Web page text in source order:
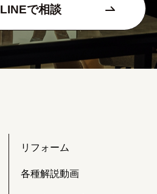
LINEで相談
リフォーム
各種解説動画